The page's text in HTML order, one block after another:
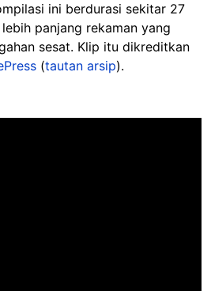
ini berdurasi sekitar 27
panjang rekaman yang
sesat. Klip itu dikreditkan
(tautan arsip).